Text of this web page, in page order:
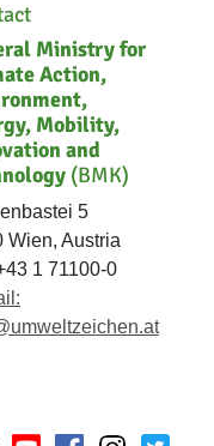
Ministry for
Action,
Mobility,
and
(BMK)
5
Wien, Austria
1 71100-0